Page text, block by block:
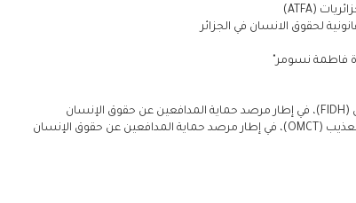
(
ATFA
)
لحقوق الانسان في الجزائر
فاطمة نسومر"
(
FIDH )، في إطار مرصد حماية المدافعين عن حقوق الإنسان
(
OMCT )، في إطار مرصد حماية المدافعين عن حقوق الإنسان